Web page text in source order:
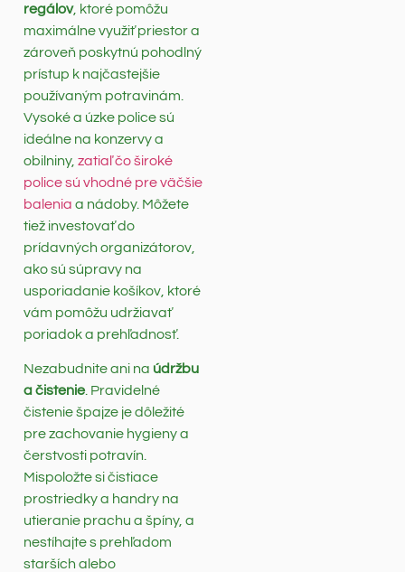
regálov, ktoré pomôžu
maximálne využiť priestor a
zároveň poskytnú pohodlný
prístup k najčastejšie
používaným potravinám.
Vysoké a úzke police sú
ideálne na konzervy a
obilniny, zatiaľ čo široké
police sú vhodné pre väčšie
balenia a nádoby. Môžete
tiež investovať do
prídavných organizátorov,
ako sú súpravy na
usporiadanie košíkov, ktoré
vám pomôžu udržiavať
poriadok a prehľadnosť.
Nezabudnite ani na údržbu
a čistenie. Pravidelné
čistenie špajze je dôležité
pre zachovanie hygieny a
čerstvosti potravín.
Mispoložte si čistiace
prostriedky a handry na
utieranie prachu a špíny, a
nestíhajte s prehľadom
starších alebo